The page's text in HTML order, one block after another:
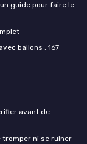
guide pour faire le
ballons : 167
avant de
tromper ni se ruiner